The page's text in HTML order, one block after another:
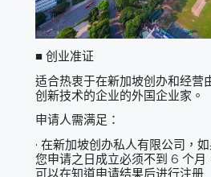
■ 创业准证
适合热衷于在新加坡创办和经营
创新技术的企业的外国企业家。
申请人需满足：
· 在新加坡创办私人有限公司，
您申请之日成立必须不到 6 个月
可以在知道申请结果后进行注册